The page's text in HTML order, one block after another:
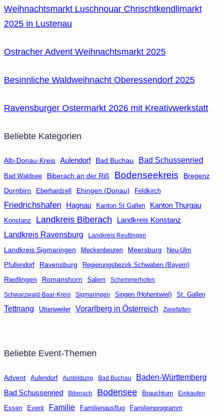
Weihnachtsmarkt Luschnouar Chrischtkendlimarkt
2025 in Lustenau
Ostracher Advent Weihnachtsmarkt 2025
Besinnliche Waldweihnacht Oberessendorf 2025
Ravensburger Ostermarkt 2026 mit Kreativwerkstatt
Beliebte Kategorien
Alb-Donau-Kreis Aulendorf Bad Buchau Bad Schussenried
Bad Waldsee Biberach an der Riß Bodenseekreis
Bregenz
Dornbirn
Eberhardzell Ehingen (Donau) Feldkirch
Friedrichshafen Hagnau Kanton St Gallen Kanton Thurgau
Konstanz Landkreis Biberach Landkreis Konstanz
Landkreis Ravensburg Landkreis Reutlingen
Landkreis Sigmaringen Meckenbeuren Meersburg Neu-Ulm
Pfullendorf Ravensburg Regierungsbezirk Schwaben (Bayern)
Riedlingen Romanshorn Salem Schemmerhofen
Schwarzwald-Baar-Kreis Sigmaringen Singen (Hohentwiel) St. Gallen
Tettnang Uttenweiler Vorarlberg in Österreich Zwiefalten
Beliebte Event-Themen
Advent Aulendorf Ausbildung Bad Buchau
Baden-Württemberg
Bad Schussenried
Biberach Bodensee Brauchtum Einkaufen
Essen Event Familie Familienausflug Familienprogramm